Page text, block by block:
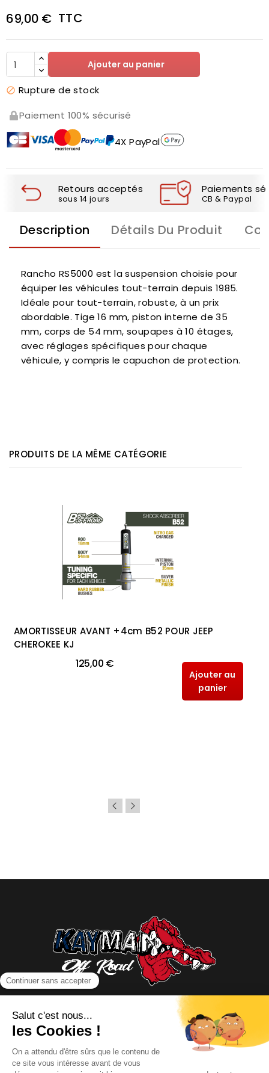
69,00 € TTC
Ajouter au panier
 Rupture de stock
Paiement 100% sécurisé
4X PayPal
Retours acceptés
sous 14 jours
Paiements
CB & Paypal
Description Détails Du Produit
Rancho RS5000 est la suspension choisie pour
équiper les véhicules tout-terrain depuis 1985.
Idéale pour tout-terrain, robuste, à un prix
abordable. Tige 16 mm, piston interne de 35
mm, corps de 54 mm, soupapes à 10 étages,
avec réglages spécifiques pour chaque
véhicule, y compris le capuchon de protection.
PRODUITS DE LA MÊME CATÉGORIE
AMORTISSEUR AVANT +4cm B52 POUR JEEP
CHEROKEE KJ
125,00 €
Ajouter au
panier
NOUS CONTACTER
INFORMATIONS